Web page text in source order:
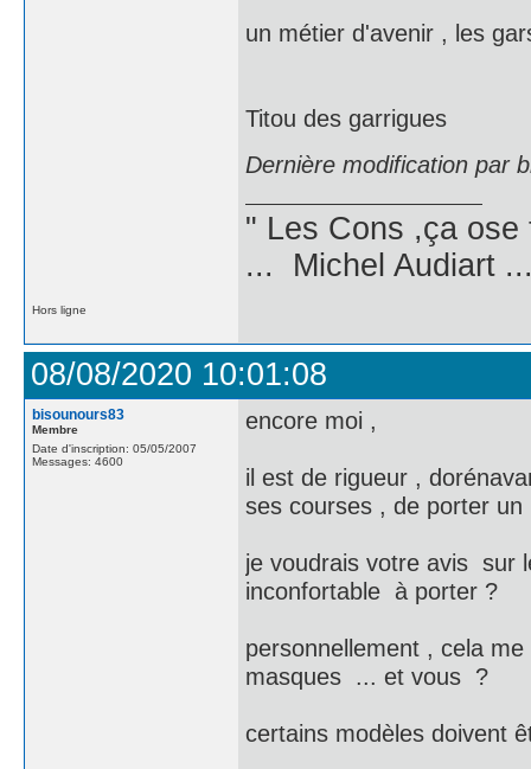
un métier d'avenir , les
Titou des garrigues
Dernière modification par
" Les Cons ,ça
... Michel Audiart
Hors ligne
08/08/2020 10:01:08
bisounours83
Membre
Date d'inscription: 05/05/2007
Messages: 4600
encore moi ,
il est de rigueur ,
ses courses , de porter
je voudrais votre avis sur
inconfortable à porter ?
personnellement , cela
masques ... et vous ?
certains modèles doivent